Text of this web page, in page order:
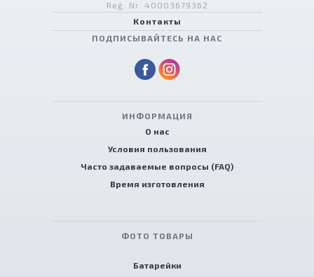
Reģ. Nr. 40003679362
Контакты
ПОДПИСЫВАЙТЕСЬ НА НАС
ИНФОРМАЦИЯ
О нас
Условия пользования
Часто задаваемые вопросы (FAQ)
Время изготовления
ФОТО ТОВАРЫ
Батарейки